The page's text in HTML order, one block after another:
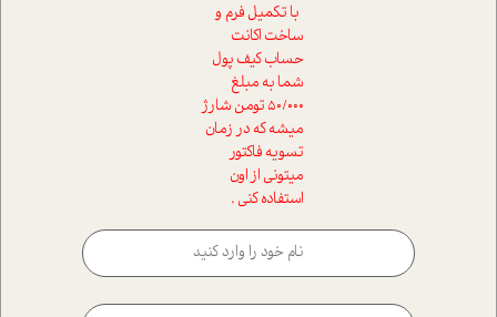
با تکمیل فرم و
ساخت اکانت
حساب کیف پول
شما به مبلغ
50/000 تومن شارژ
میشه که در زمان
تسویه فاکتور
میتونی از اون
استفاده کنی .